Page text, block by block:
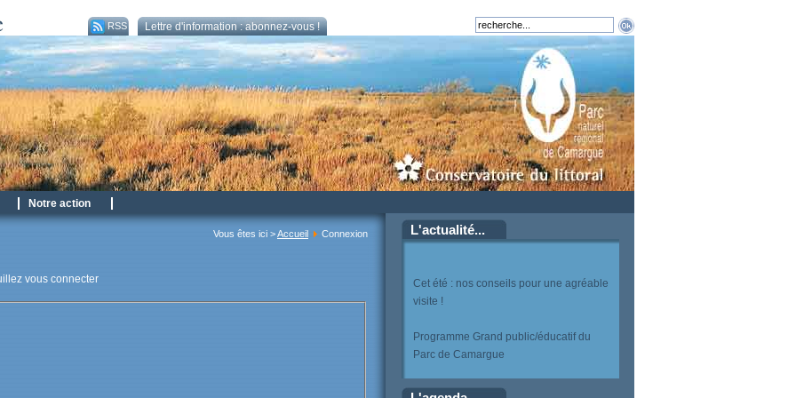
RSS Lettre d'information : abonnez-vous !
Notre action
Vous êtes ici >Accueil Connexion
vous connecter
L'actualité...
Cet été : nos conseils pour une agréable
visite !
Programme Grand public/éducatif du
Parc de Camargue